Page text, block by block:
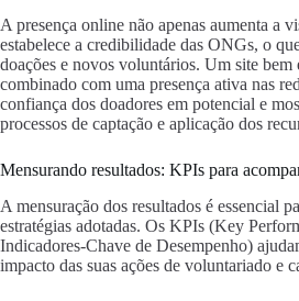
A presença online não apenas aumenta a
estabelece a credibilidade das ONGs, o
doações e novos voluntários. Um site bem
combinado com uma presença ativa nas
confiança dos doadores em potencial e
processos de captação e aplicação dos
Mensurando resultados: KPIs para
A mensuração dos resultados é essencial
estratégias adotadas. Os KPIs (Key
Indicadores-Chave de Desempenho)
impacto das suas ações de voluntariado e